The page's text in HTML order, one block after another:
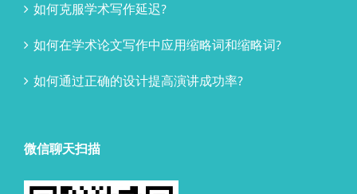
如何克服学术写作延迟?
如何在学术论文写作中应用缩略词和缩略词?
如何通过正确的设计提高演讲成功率?
微信聊天扫描